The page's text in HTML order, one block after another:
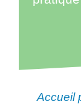
Accueil